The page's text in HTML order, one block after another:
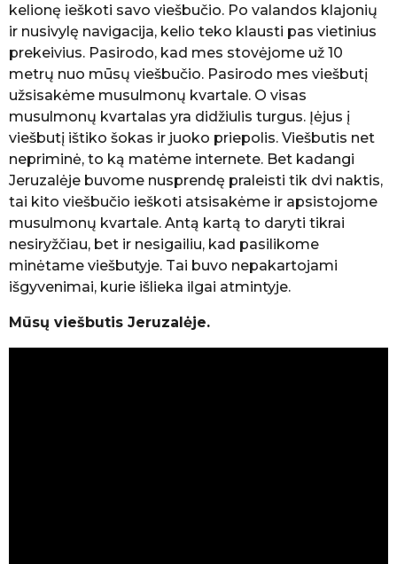
kelionę ieškoti savo viešbučio. Po valandos klajonių
ir nusivylę navigacija, kelio teko klausti pas vietinius
prekeivius. Pasirodo, kad mes stovėjome už 10
metrų nuo mūsų viešbučio. Pasirodo mes viešbutį
užsisakėme musulmonų kvartale. O visas
musulmonų kvartalas yra didžiulis turgus. Įėjus į
viešbutį ištiko šokas ir juoko priepolis. Viešbutis net
nepriminė, to ką matėme internete. Bet kadangi
Jeruzalėje buvome nusprendę praleisti tik dvi naktis,
tai kito viešbučio ieškoti atsisakėme ir apsistojome
musulmonų kvartale. Antą kartą to daryti tikrai
nesiryžčiau, bet ir nesigailiu, kad pasilikome
minėtame viešbutyje. Tai buvo nepakartojami
išgyvenimai, kurie išlieka ilgai atmintyje.
Mūsų viešbutis Jeruzalėje.